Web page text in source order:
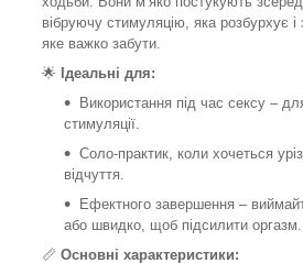
вібруючу стимуляцію, яка розбурхує і
яке важко забути.
🌟 Ідеальні для:
Використання під час сексу –
стимуляції.
Соло-практик, коли хочеться
відчуття.
Ефектного завершення –
або швидко, щоб підсилити оргазм.
📏 Основні характеристики: